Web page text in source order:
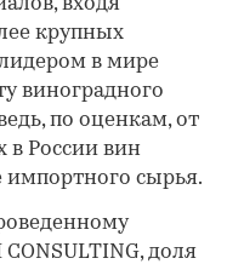
входя
крупных
в мире
виноградного
по оценкам, от
в России вин
импортного сырья.
доля